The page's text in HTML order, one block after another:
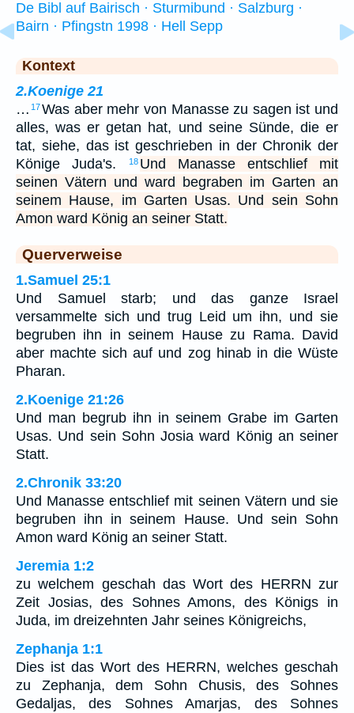
De Bibl auf Bairisch · Sturmibund · Salzburg ·
Bairn · Pfingstn 1998 · Hell Sepp
Kontext
2.Koenige 21
… 17Was aber mehr von Manasse zu sagen ist und
alles, was er getan hat, und seine Sünde, die er
tat, siehe, das ist geschrieben in der Chronik der
Könige Juda's.
18 Und Manasse entschlief mit
seinen Vätern und ward begraben im Garten an
seinem Hause, im Garten Usas. Und sein Sohn
Amon ward König an seiner Statt.
Querverweise
1.Samuel 25:1
Und Samuel starb; und das ganze Israel
versammelte sich und trug Leid um ihn, und sie
begruben ihn in seinem Hause zu Rama. David
aber machte sich auf und zog hinab in die Wüste
Pharan.
2.Koenige 21:26
Und man begrub ihn in seinem Grabe im Garten
Usas. Und sein Sohn Josia ward König an seiner
Statt.
2.Chronik 33:20
Und Manasse entschlief mit seinen Vätern und sie
begruben ihn in seinem Hause. Und sein Sohn
Amon ward König an seiner Statt.
Jeremia 1:2
zu welchem geschah das Wort des HERRN zur
Zeit Josias, des Sohnes Amons, des Königs in
Juda, im dreizehnten Jahr seines Königreichs,
Zephanja 1:1
Dies ist das Wort des HERRN, welches geschah
zu Zephanja, dem Sohn Chusis, des Sohnes
Gedaljas, des Sohnes Amarjas, des Sohnes